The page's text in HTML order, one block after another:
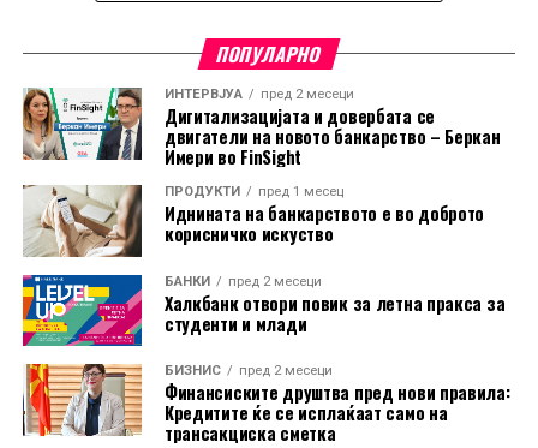
Во првата половина од 2026 година, Германија
извезувала 3,7% повеќе стоки во споредба со истиот
период лани, а увозот е повисок за 4,4%. Извозот кон
земјите членки на Европската Унија пораснал за 1,3%,
додека испораките кон земјите надвор од ЕУ се
зголемиле за 0,3%. Наспроти тоа, извозот кон САД
бележи значителен пад од 14,2% на месечно ниво.
Податоците укажуваат дека германската индустрија
постепено закрепнува, иако аналитичарите
предупредуваат дека одржливоста на растот ќе
зависи од идната побарувачка и глобалните
економски услови.
ПОПУЛАРНО
ИНТЕРВЈУА пред 2 месеци
Дигитализацијата и довербата се
двигатели на новото банкарство – Беркан
Имери во FinSight
ПРОДУКТИ пред 1 месец
Иднината на банкарството е во доброто
корисничко искуство
БАНКИ пред 2 месеци
Халкбанк отвори повик за летна пракса за
студенти и млади
БИЗНИС пред 2 месеци
Финансиските друштва пред нови правила:
Кредитите ќе се исплаќаат само на
трансакциска сметка